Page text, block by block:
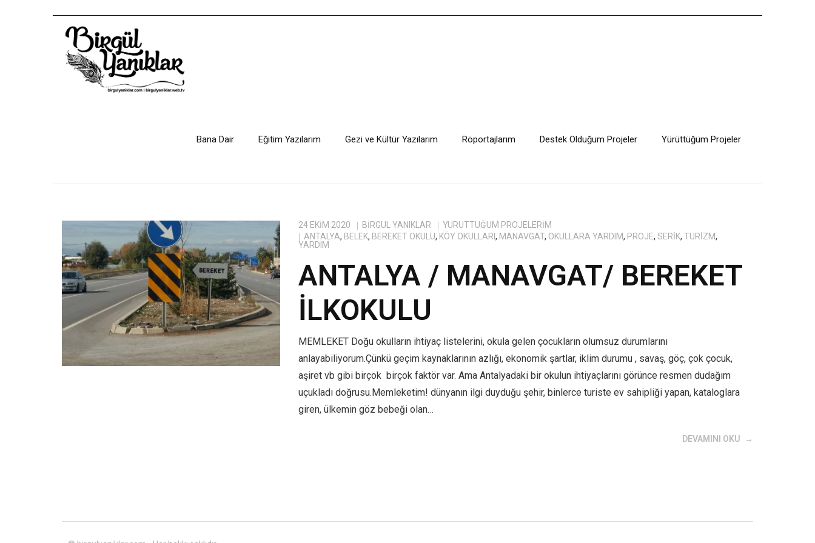
Bana Dair Eğitim Yazılarım Gezi ve Kültür Yazılarım Röportajlarım Destek Olduğum Projeler Yürüttüğüm Projeler
24 EKIM 2020 BIRGÜL YANIKLAR
YÜRÜTTÜĞÜM PROJELERIM
ANTALYA, BELEK, BEREKET OKULU, KÖY OKULLARI , MANAVGAT, OKULLARA YARDIM, PROJE, SERIK, TURIZM,
YARDIM
ANTALYA / MANAVGAT/ BEREKET
İLKOKULU
MEMLEKET Doğu okulların ihtiyaç listelerini, okula gelen çocukların olumsuz durumlarını
anlayabiliyorum.Çünkü geçim kaynaklarının azlığı, ekonomik şartlar, iklim durumu , savaş, göç, çok çocuk,
aşiret vb gibi birçok birçok faktör var. Ama Antalyadaki bir okulun ihtiyaçlarını görünce resmen dudağım
uçukladı doğrusu.Memleketim! dünyanın ilgi duyduğu şehir, binlerce turiste ev sahipliği yapan, kataloglara
giren, ülkemin göz bebeği olan…
DEVAMINI OKU